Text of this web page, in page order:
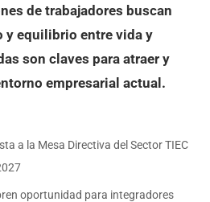
de trabajadores buscan
equilibrio entre vida y
son claves para atraer y
empresarial actual.
a la Mesa Directiva del Sector TIEC
oportunidad para integradores